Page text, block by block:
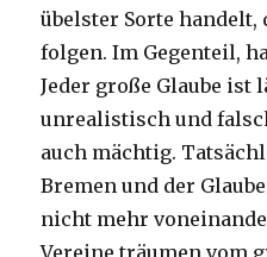
übelster Sorte
folgen. Im Gegenteil,
Jeder große Glaube ist
unrealistisch und
auch mächtig.
Bremen und der
nicht mehr